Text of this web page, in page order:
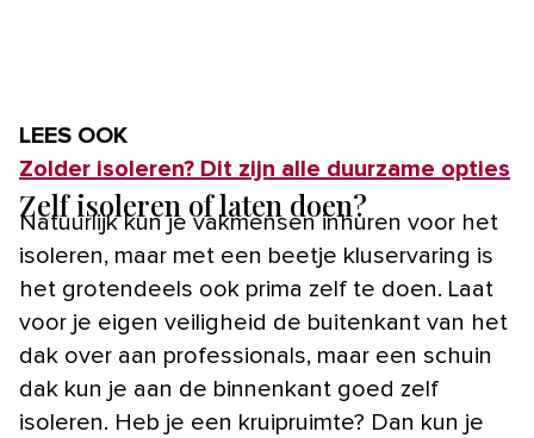
LEES OOK
Zolder isoleren? Dit zijn alle duurzame opties
Zelf isoleren of laten doen?
Natuurlijk kun je vakmensen inhuren voor het
isoleren, maar met een beetje kluservaring is
het grotendeels ook prima zelf te doen. Laat
voor je eigen veiligheid de buitenkant van het
dak over aan professionals, maar een schuin
dak kun je aan de binnenkant goed zelf
isoleren. Heb je een kruipruimte? Dan kun je